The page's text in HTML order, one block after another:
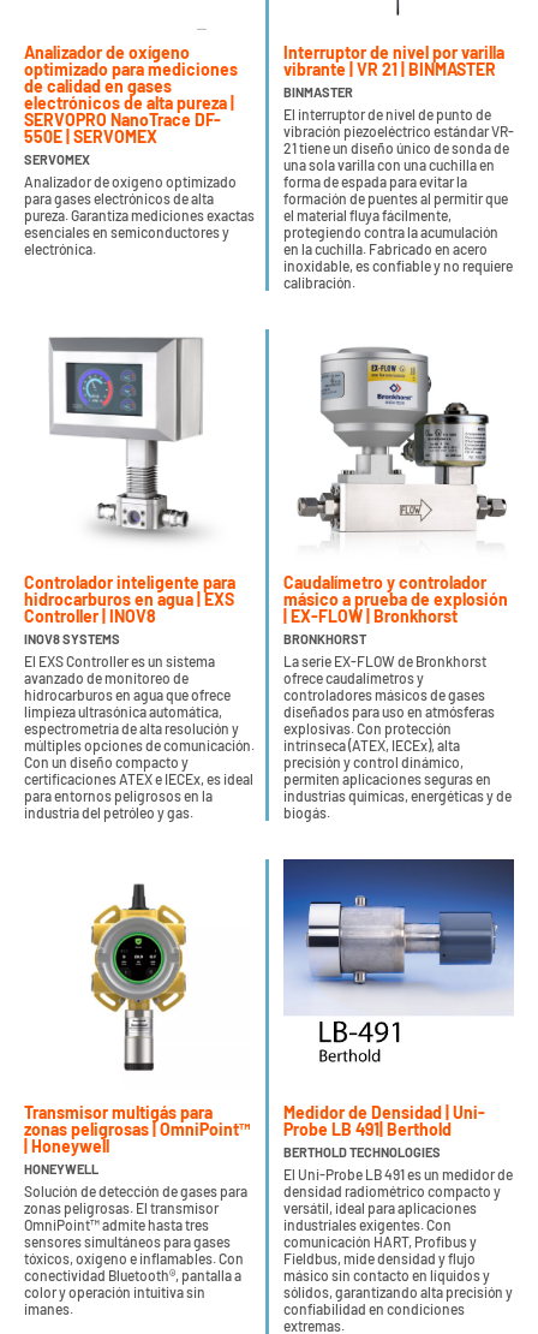
Analizador de oxígeno
optimizado para mediciones
de calidad en gases
electrónicos de alta pureza |
SERVOPRO NanoTrace DF-
550E | SERVOMEX
SERVOMEX
Analizador de oxígeno optimizado
para gases electrónicos de alta
pureza. Garantiza mediciones exactas
esenciales en semiconductores y
electrónica.
Interruptor de nivel por varilla
vibrante | VR 21 | BINMASTER
BINMASTER
El interruptor de nivel de punto de
vibración piezoeléctrico estándar VR-
21 tiene un diseño único de sonda de
una sola varilla con una cuchilla en
forma de espada para evitar la
formación de puentes al permitir que
el material fluya fácilmente,
protegiendo contra la acumulación
en la cuchilla. Fabricado en acero
inoxidable, es confiable y no requiere
calibración.
Controlador inteligente para
hidrocarburos en agua | EXS
Controller | INOV8
INOV8 SYSTEMS
El EXS Controller es un sistema
avanzado de monitoreo de
hidrocarburos en agua que ofrece
limpieza ultrasónica automática,
espectrometría de alta resolución y
múltiples opciones de comunicación.
Con un diseño compacto y
certificaciones ATEX e IECEx, es ideal
para entornos peligrosos en la
industria del petróleo y gas.
Caudalímetro y controlador
másico a prueba de explosión
| EX-FLOW | Bronkhorst
BRONKHORST
La serie EX-FLOW de Bronkhorst
ofrece caudalímetros y
controladores másicos de gases
diseñados para uso en atmósferas
explosivas. Con protección
intrínseca (ATEX, IECEx), alta
precisión y control dinámico,
permiten aplicaciones seguras en
industrias químicas, energéticas y de
biogás.
Transmisor multigás para
zonas peligrosas | OmniPoint™
| Honeywell
HONEYWELL
Solución de detección de gases para
zonas peligrosas. El transmisor
OmniPoint™ admite hasta tres
sensores simultáneos para gases
tóxicos, oxígeno e inflamables. Con
conectividad Bluetooth®, pantalla a
color y operación intuitiva sin
imanes.
Medidor de Densidad | Uni-
Probe LB 491| Berthold
BERTHOLD TECHNOLOGIES
El Uni-Probe LB 491 es un medidor de
densidad radiométrico compacto y
versátil, ideal para aplicaciones
industriales exigentes. Con
comunicación HART, Profibus y
Fieldbus, mide densidad y flujo
másico sin contacto en líquidos y
sólidos, garantizando alta precisión y
confiabilidad en condiciones
extremas.